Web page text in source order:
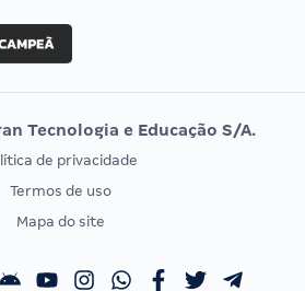
Vunesp
EXAME DE ORDEM
Calendário OAB
Tecnologia e Educação S/A.
de privacidade
Termos de uso
Mapa do site